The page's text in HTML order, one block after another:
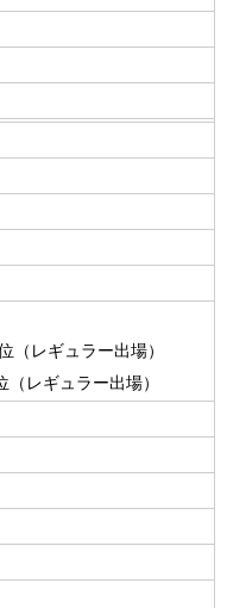
レギュラー出場）
レギュラー出場）